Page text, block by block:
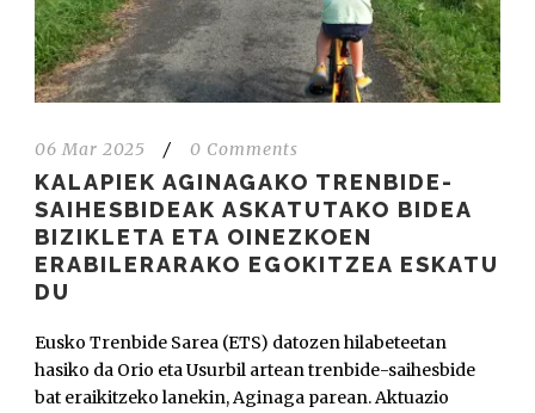
06 Mar 2025 / 0 Comments
KALAPIEK AGINAGAKO TRENBIDE-
SAIHESBIDEAK ASKATUTAKO BIDEA
BIZIKLETA ETA OINEZKOEN
ERABILERARAKO EGOKITZEA ESKATU
DU
Eusko Trenbide Sarea (ETS) datozen hilabeteetan
hasiko da Orio eta Usurbil artean trenbide-saihesbide
bat eraikitzeko lanekin, Aginaga parean. Aktuazio